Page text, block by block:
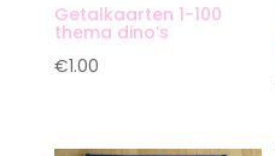
Getalkaarten 1-100
thema dino’s
€1.00